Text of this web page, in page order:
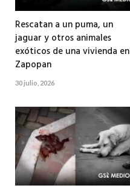
Rescatan a un puma, un
jaguar y otros animales
exóticos de una vivienda en
Zapopan
30 julio, 2026